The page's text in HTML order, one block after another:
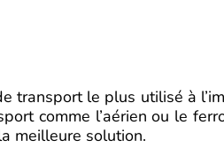
transport le plus utilisé à
comme l’aérien ou le
meilleure solution.